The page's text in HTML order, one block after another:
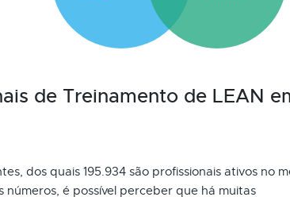
de Treinamento de LEAN
dos quais 195.934 são profissionais ativos no
números, é possível perceber que há muitas